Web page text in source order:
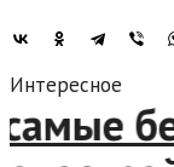
Интересное